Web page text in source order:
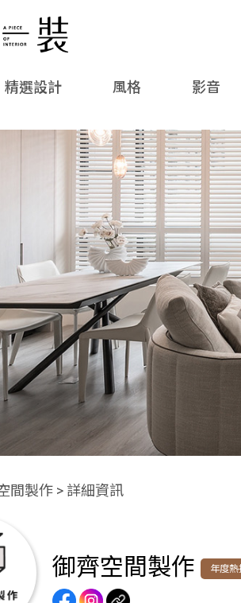
精選設計 風格 影音
間製作 > 詳細資訊
御齊空間製作 年度熱